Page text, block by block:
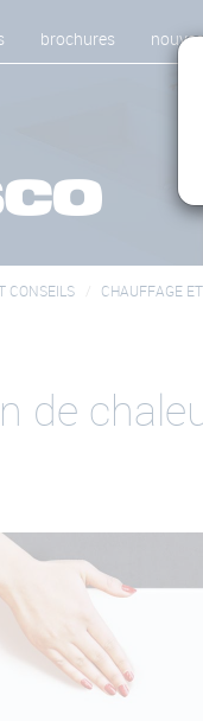
brochures
CONSEILS CHAUFFAGE
de